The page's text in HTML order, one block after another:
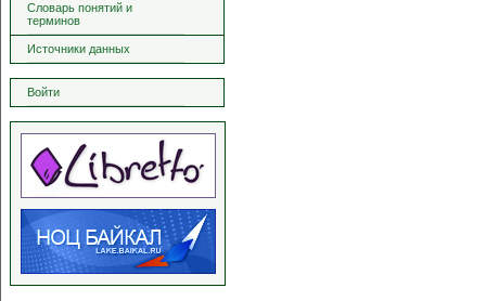
Словарь понятий и
терминов
Источники данных
Войти